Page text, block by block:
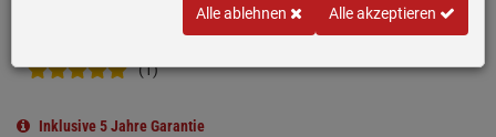
(1)
Inklusive 5 Jahre Garantie
Alle ablehnen Alle akzeptieren